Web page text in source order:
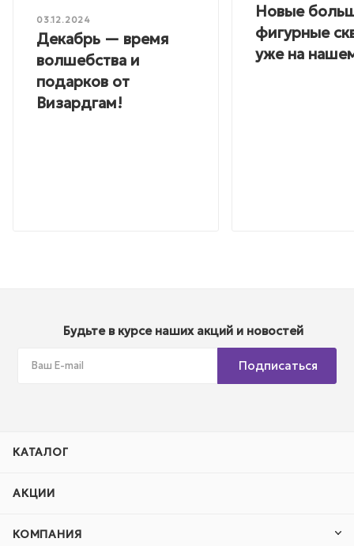
03.12.2024
Декабрь — время
волшебства и
подарков от
Визардгам!
Новые
фигурные
уже на
Будьте в курсе наших акций и новостей
Подписаться
КАТАЛОГ
АКЦИИ
КОМПАНИЯ